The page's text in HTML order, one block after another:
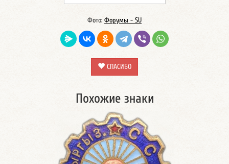
Фото: Форумы - SU
СПАСИБО
Похожие знаки